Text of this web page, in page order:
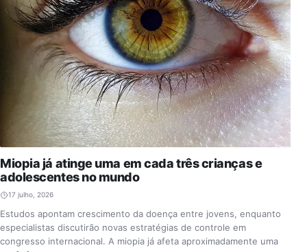
Miopia já atinge uma em cada três crianças e
adolescentes no mundo
17 julho, 2026
Estudos apontam crescimento da doença entre jovens, enquanto
especialistas discutirão novas estratégias de controle em
congresso internacional. A miopia já afeta aproximadamente uma